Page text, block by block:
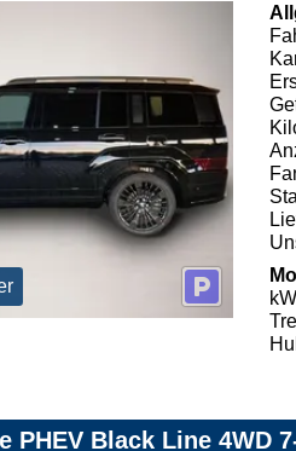
PHEV Black Line 4WD